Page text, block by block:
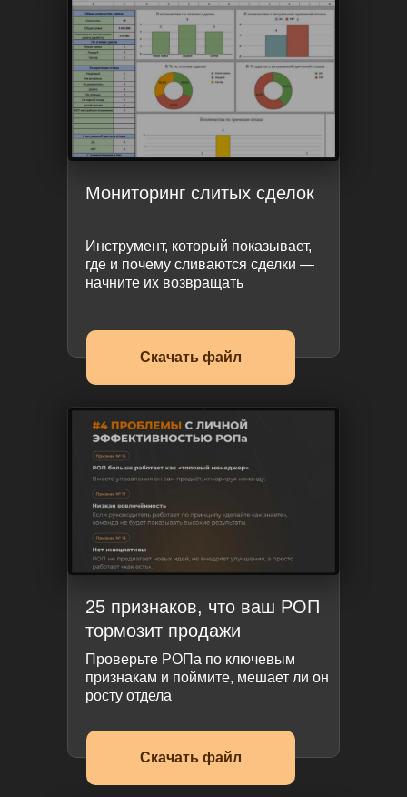
Скачать файл
Инструмент, который показывает,
где и почему сливаются сделки —
начните их возвращать
Мониторинг слитых сделок
Скачать файл
Проверьте РОПа по ключевым
признакам и поймите, мешает ли он
росту отдела
25 признаков, что ваш РОП
тормозит продажи